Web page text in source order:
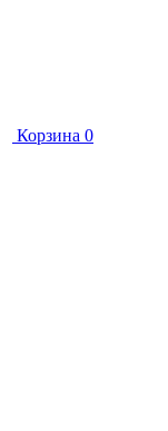
Корзина 0